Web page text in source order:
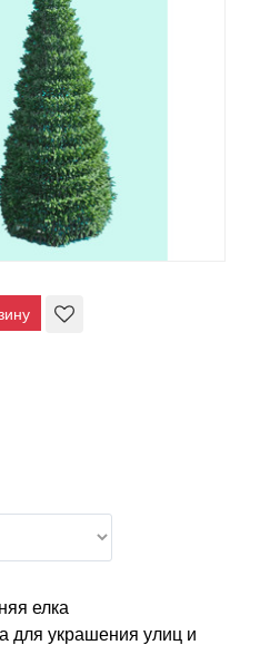
елка
для украшения улиц и